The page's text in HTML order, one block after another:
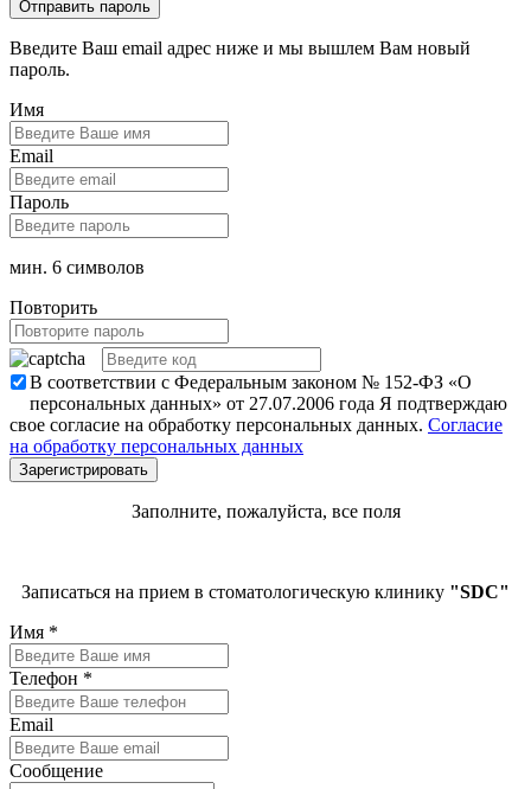
Введите Ваш email адрес ниже и мы вышлем Вам новый
пароль.
Имя
Email
Пароль
мин. 6 символов
Повторить
В соответствии с Федеральным законом № 152-ФЗ «О
персональных данных» от 27.07.2006 года Я подтверждаю
свое согласие на обработку персональных данных. Согласие
на обработку персональных данных
Заполните, пожалуйста, все поля
Записаться на прием в стоматологическую клинику "SDC"
Имя *
Телефон *
Email
Сообщение